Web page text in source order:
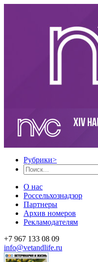
Рубрики>
О нас
Россельхознадзор
Партнеры
Архив номеров
Рекламодателям
+7 967 133 08 09
info@vetandlife.ru